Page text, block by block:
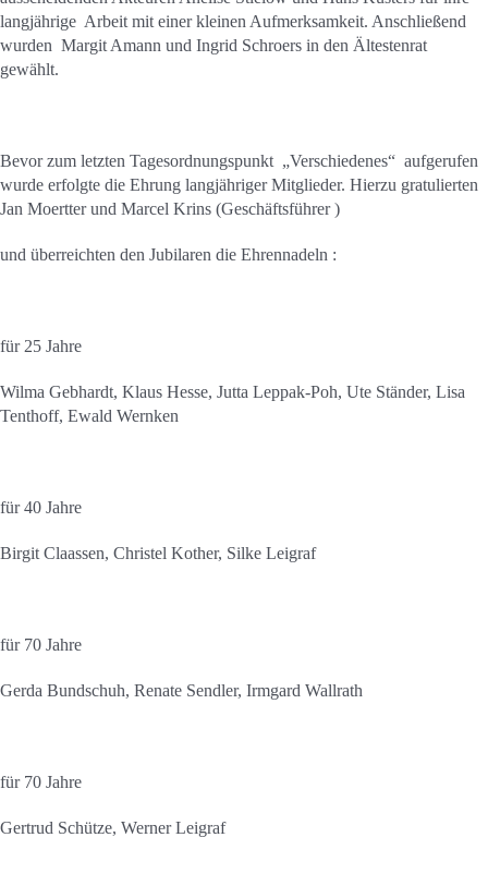
langjährige Arbeit mit einer kleinen Aufmerksamkeit. Anschließend
wurden Margit Amann und Ingrid Schroers in den Ältestenrat
gewählt.
Bevor zum letzten Tagesordnungspunkt „Verschiedenes“ aufgerufen
wurde erfolgte die Ehrung langjähriger Mitglieder. Hierzu gratulierten
Jan Moertter und Marcel Krins (Geschäftsführer )
und überreichten den Jubilaren die Ehrennadeln :
für 25 Jahre
Wilma Gebhardt, Klaus Hesse, Jutta Leppak-Poh, Ute Ständer, Lisa
Tenthoff, Ewald Wernken
für 40 Jahre
Birgit Claassen, Christel Kother, Silke Leigraf
für 70 Jahre
Gerda Bundschuh, Renate Sendler, Irmgard Wallrath
für 70 Jahre
Gertrud Schütze, Werner Leigraf